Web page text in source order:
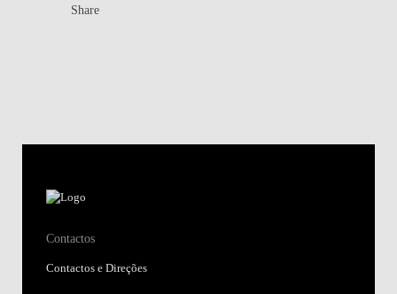
Share
Contactos
Contactos e Direções